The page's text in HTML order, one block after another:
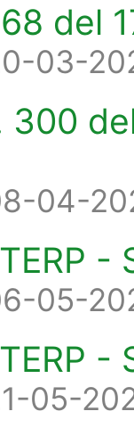
del
03-
300
04-
-
05-
05-